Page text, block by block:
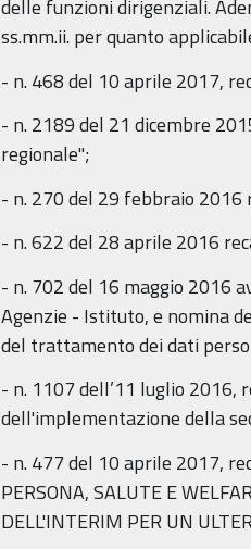
delle funzioni dirigenziali.
ss.mm.ii. per quanto
- n. 468 del 10 aprile 2017,
- n. 2189 del 21 dicembre
regionale";
- n. 270 del 29 febbraio
- n. 622 del 28 aprile 2016
- n. 702 del 16 maggio 2016
Agenzie - Istituto, e nomina
del trattamento dei dati
- n. 1107 dell’11 luglio
dell'implementazione della
- n. 477 del 10 aprile 2017,
PERSONA, SALUTE E
DELL'INTERIM PER UN